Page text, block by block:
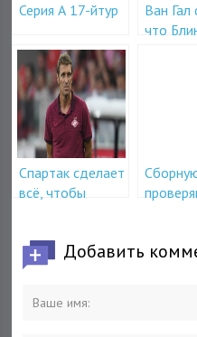
Серия А 17-йтур
Ван Гал
что
Спартак сделает
всё, чтобы
Добавить